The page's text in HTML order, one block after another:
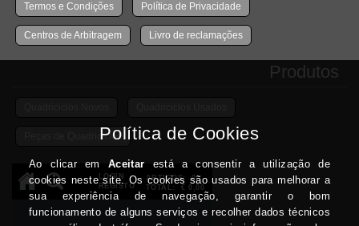
Termos e Condições Política de Privacidade
Centros de Arbitragem Livro de reclamações
Produtos
Peças de Quadriciclos